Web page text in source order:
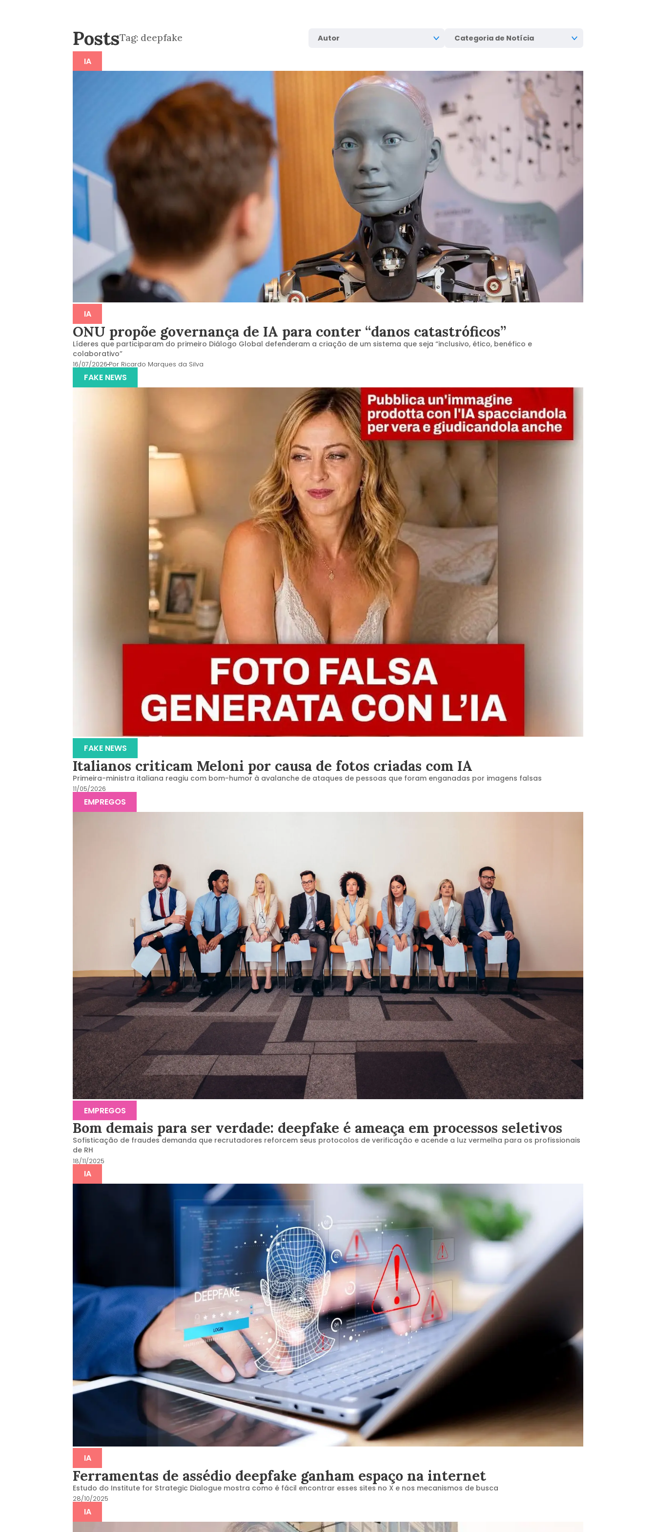
PostsTag: deepfake
IA
IA
ONU propõe governança de IA para conter “danos catastróficos”
Líderes que participaram do primeiro Diálogo Global defenderam a criação de um sistema que seja “inclusivo, ético, benéfico e
colaborativo”
16/07/2026Por Ricardo Marques da Silva
FAKE NEWS
FAKE NEWS
Italianos criticam Meloni por causa de fotos criadas com IA
Primeira-ministra italiana reagiu com bom-humor à avalanche de ataques de pessoas que foram enganadas por imagens falsas
11/05/2026
EMPREGOS
EMPREGOS
Bom demais para ser verdade: deepfake é ameaça em processos seletivos
Sofisticação de fraudes demanda que recrutadores reforcem seus protocolos de verificação e acende a luz vermelha para os profissionais
de RH
18/11/2025
IA
IA
Ferramentas de assédio deepfake ganham espaço na internet
Estudo do Institute for Strategic Dialogue mostra como é fácil encontrar esses sites no X e nos mecanismos de busca
28/10/2025
IA